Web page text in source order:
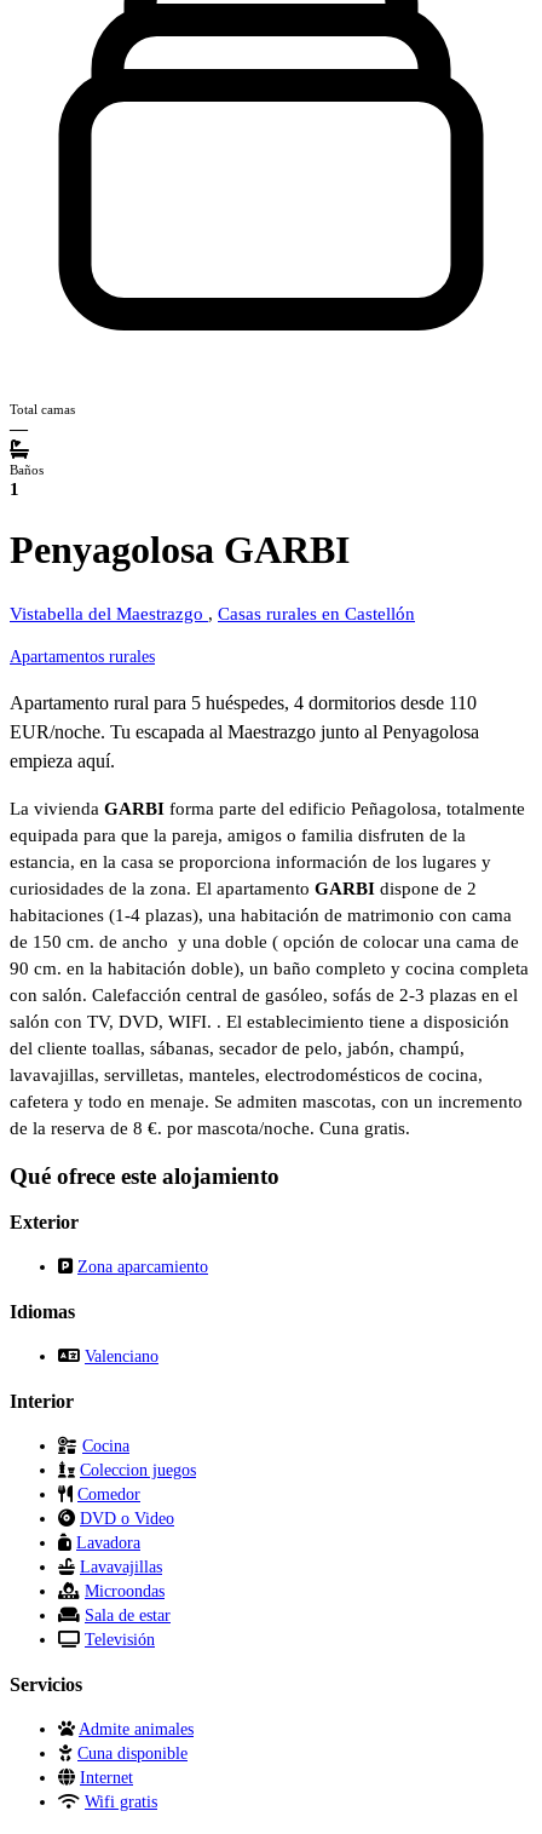
Total camas
—
Baños
1
Penyagolosa GARBI
Vistabella del Maestrazgo , Casas rurales en Castellón
Apartamentos rurales
Apartamento rural para 5 huéspedes, 4 dormitorios desde 110
EUR/noche. Tu escapada al Maestrazgo junto al Penyagolosa
empieza aquí.
La vivienda GARBI forma parte del edificio Peñagolosa, totalmente
equipada para que la pareja, amigos o familia disfruten de la
estancia, en la casa se proporciona información de los lugares y
curiosidades de la zona. El apartamento GARBI dispone de 2
habitaciones (1-4 plazas), una habitación de matrimonio con cama
de 150 cm. de ancho y una doble ( opción de colocar una cama de
90 cm. en la habitación doble), un baño completo y cocina completa
con salón. Calefacción central de gasóleo, sofás de 2-3 plazas en el
salón con TV, DVD, WIFI. . El establecimiento tiene a disposición
del cliente toallas, sábanas, secador de pelo, jabón, champú,
lavavajillas, servilletas, manteles, electrodomésticos de cocina,
cafetera y todo en menaje. Se admiten mascotas, con un incremento
de la reserva de 8 €. por mascota/noche. Cuna gratis.
Qué ofrece este alojamiento
Exterior
Zona aparcamiento
Idiomas
Valenciano
Interior
Cocina
Coleccion juegos
Comedor
DVD o Video
Lavadora
Lavavajillas
Microondas
Sala de estar
Televisión
Servicios
Admite animales
Cuna disponible
Internet
Wifi gratis